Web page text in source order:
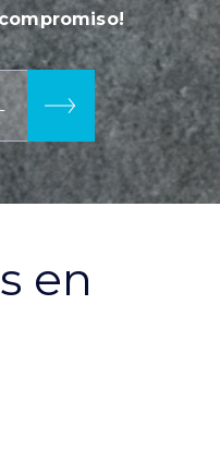
en